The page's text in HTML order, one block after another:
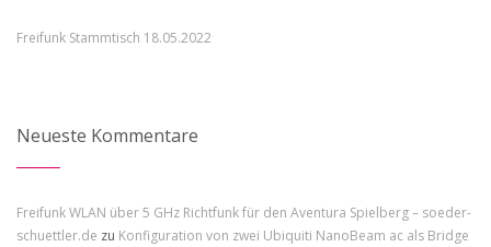
Freifunk Stammtisch 18.05.2022
Neueste Kommentare
Freifunk WLAN über 5 GHz Richtfunk für den Aventura Spielberg – soeder-
schuettler.de zu Konfiguration von zwei Ubiquiti NanoBeam ac als Bridge